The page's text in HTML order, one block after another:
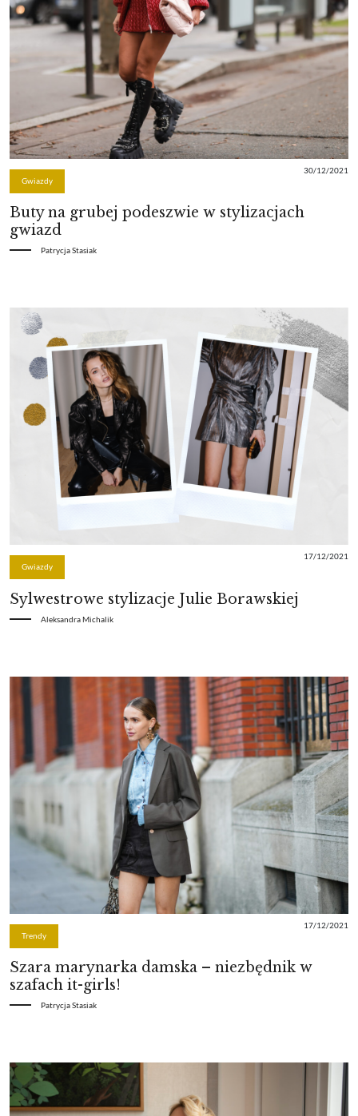
Gwiazdy
30/12/2021
Buty na grubej podeszwie w stylizacjach
gwiazd
Patrycja Stasiak
Gwiazdy
17/12/2021
Sylwestrowe stylizacje Julie Borawskiej
Aleksandra Michalik
Trendy
17/12/2021
Szara marynarka damska – niezbędnik w
szafach it-girls!
Patrycja Stasiak